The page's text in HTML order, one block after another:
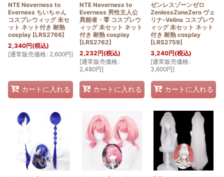
NTE Neverness to
Everness ちいちゃん
コスプレウィッグ 未セ
ット ネット付き 耐熱
cosplay [LRS2766]
2,340円(税込)
[通常販売価格: 2,600円]
カートに入れる
NTE Neverness to
Everness 男性主人公
異能者・零 コスプレウ
ィッグ 未セット ネット
付き 耐熱 cosplay
[LRS2762]
2,232円(税込)
[通常販売価格:
2,480円]
カートに入れる
ゼンレスゾーンゼロ
ZenlessZoneZero ヴェ
リナ-Velina コスプレウ
ィッグ 未セット ネット
付き 耐熱 cosplay
[LRS2759]
3,240円(税込)
[通常販売価格:
3,600円]
カートに入れる